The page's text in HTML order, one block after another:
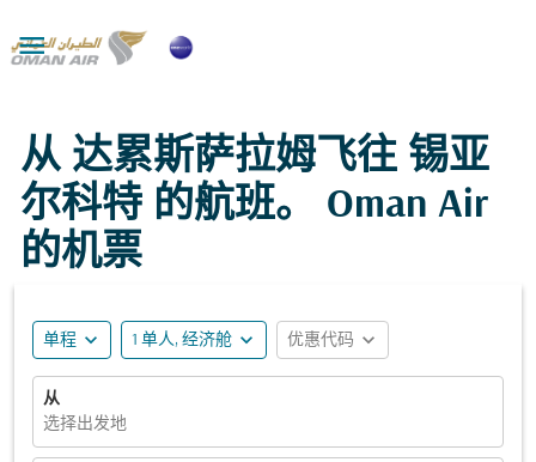

从 达累斯萨拉姆飞往 锡亚
尔科特 的航班。 Oman Air
的机票
单程 expand_more 1 单人, 经济舱 expand_more 优惠代码 expand_more
从
选择出发地